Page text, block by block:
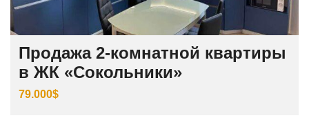
Продажа 2-комнатной квартиры
в ЖК «Сокольники»
79.000$